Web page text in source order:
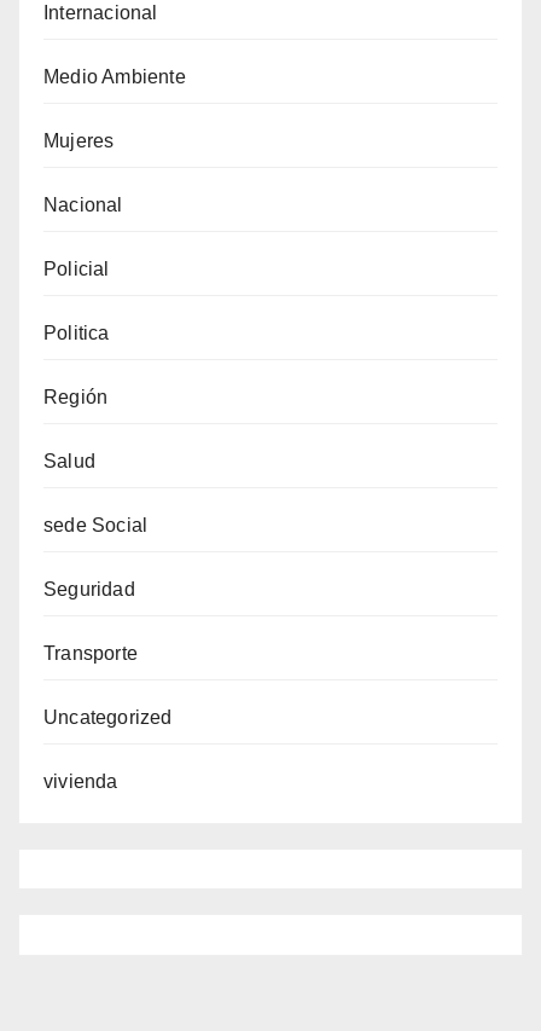
Internacional
Medio Ambiente
Mujeres
Nacional
Policial
Politica
Región
Salud
sede Social
Seguridad
Transporte
Uncategorized
vivienda